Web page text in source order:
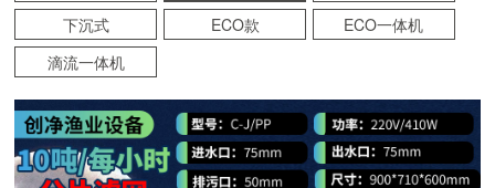
下沉式
ECO款
ECO一体机
滴流一体机